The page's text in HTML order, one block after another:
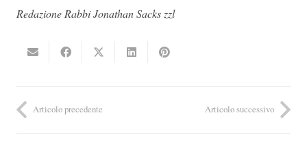
Redazione Rabbi Jonathan Sacks zzl
Articolo precedente Articolo successivo